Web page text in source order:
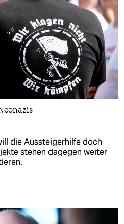
die Aussteigerhilfe doch
stehen dagegen weiter